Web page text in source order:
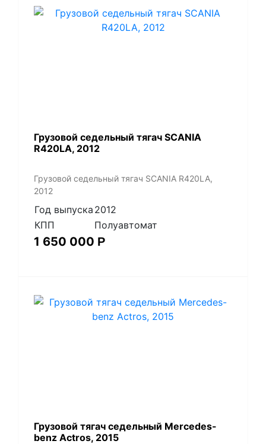
Грузовой седельный тягач SCANIA
R420LA, 2012
Грузовой седельный тягач SCANIA R420LA,
2012
Год выпуска 2012
КПП
Полуавтомат
1 650 000 Р
Грузовой тягач седельный Mercedes-
benz Actros, 2015